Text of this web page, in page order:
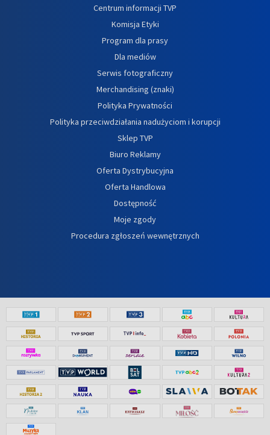
Centrum informacji TVP
Komisja Etyki
Program dla prasy
Dla mediów
Serwis fotograficzny
Merchandising (znaki)
Polityka Prywatności
Polityka przeciwdziałania nadużyciom i korupcji
Sklep TVP
Biuro Reklamy
Oferta Dystrybucyjna
Oferta Handlowa
Dostępność
Moje zgody
Procedura zgłoszeń wewnętrznych